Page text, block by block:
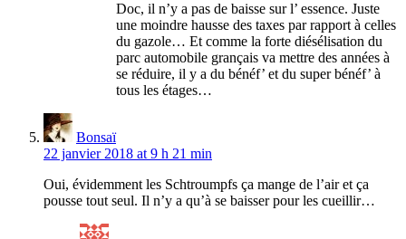
Doc, il n’y a pas de baisse sur l’ essence. Juste
une moindre hausse des taxes par rapport à celles
du gazole… Et comme la forte diésélisation du
parc automobile grançais va mettre des années à
se réduire, il y a du bénéf’ et du super bénéf’ à
tous les étages…
Bonsaï
22 janvier 2018 at 9 h 21 min
Oui, évidemment les Schtroumpfs ça mange de l’air et ça
pousse tout seul. Il n’y a qu’à se baisser pour les cueillir…